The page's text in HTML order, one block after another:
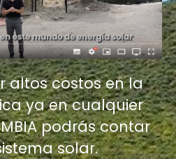
altos costos en la
ya en cualquier
podrás contar
solar.